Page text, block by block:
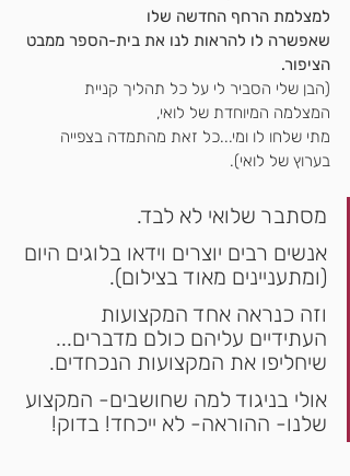
למצלמת הרחף החדשה שלו
שאפשרה לו להראות לנו את בית-הספר ממבט
הציפור.
(הבן שלי הסביר לי על כל תהליך קניית
המצלמה המיוחדת של לואי,
מתי שלחו לו ומי...כל זאת מהתמדה בצפייה
בערוץ של לואי).
מסתבר שלואי לא לבד.
אנשים רבים יוצרים וידאו בלוגים היום
(ומתעניינים מאוד בצילום).
וזה כנראה אחד המקצועות
העתידיים עליהם כולם מדברים...
שיחליפו את המקצועות הנכחדים.
אולי בניגוד למה שחושבים- המקצוע
שלנו- ההוראה- לא ייכחד! בדוק!